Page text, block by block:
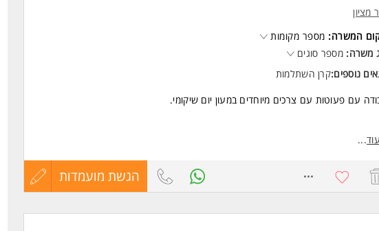
מציון
המשרה: מספר מקומות
משרה: מספר סוגים
נוספים:קרן השתלמות
עם פעוטות עם צרכים מיוחדים במעון יום שיקומי.
כוללת:
פרטניים וקבוצתיים.
הורים וצוותים חינוכיים.
עוד...
הגשת מועמדות
עדכון